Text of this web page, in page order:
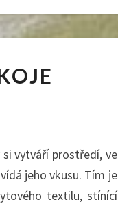
vytváří prostředí, ve
jeho vkusu. Tím je
textilu, stínící